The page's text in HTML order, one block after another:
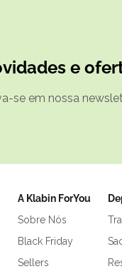
e
se em nossa
A Klabin ForYou
Sobre Nós
Black Friday
Sellers